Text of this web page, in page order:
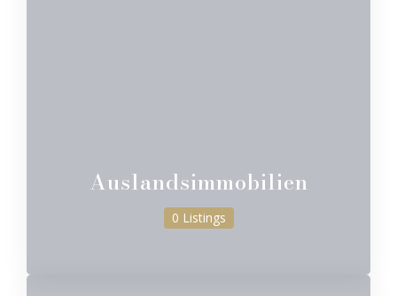
Auslandsimmobilien
0 Listings